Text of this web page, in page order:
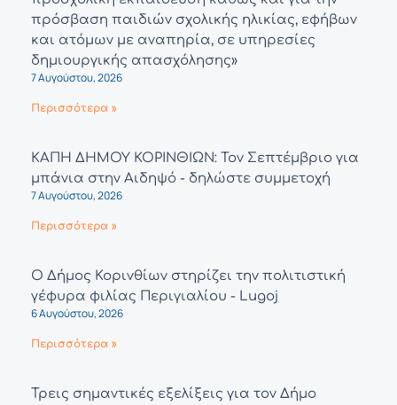
πρόσβαση παιδιών σχολικής ηλικίας, εφήβων
και ατόμων με αναπηρία, σε υπηρεσίες
δημιουργικής απασχόλησης»
7 Αυγούστου, 2026
Περισσότερα »
ΚΑΠΗ ΔΗΜΟΥ ΚΟΡΙΝΘΙΩΝ: Τον Σεπτέμβριο για
μπάνια στην Αιδηψό - δηλώστε συμμετοχή
7 Αυγούστου, 2026
Περισσότερα »
Ο Δήμος Κορινθίων στηρίζει την πολιτιστική
γέφυρα φιλίας Περιγιαλίου - Lugoj
6 Αυγούστου, 2026
Περισσότερα »
Τρεις σημαντικές εξελίξεις για τον Δήμο